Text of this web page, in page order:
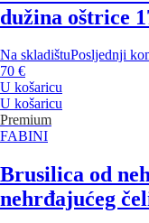
dužina oštrice
Na skladištuPosljednji
70 €
U košaricu
U košaricu
Premium
FABINI
Brusilica od
nehrđajućeg